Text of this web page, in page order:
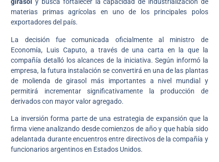
girasol
y busca fortalecer la capacidad de industrialización de
materias primas agrícolas en uno de los principales polos
exportadores del país.
La decisión fue comunicada oficialmente al ministro de
Economía, Luis Caputo, a través de una carta en la que la
compañía detalló los alcances de la iniciativa. Según informó la
empresa, la futura instalación se convertirá en una de las plantas
de molienda de girasol más importantes a nivel mundial y
permitirá incrementar significativamente la producción de
derivados con mayor valor agregado.
La inversión forma parte de una estrategia de expansión que la
firma viene analizando desde comienzos de año y que había sido
adelantada durante encuentros entre directivos de la compañía y
funcionarios argentinos en Estados Unidos.